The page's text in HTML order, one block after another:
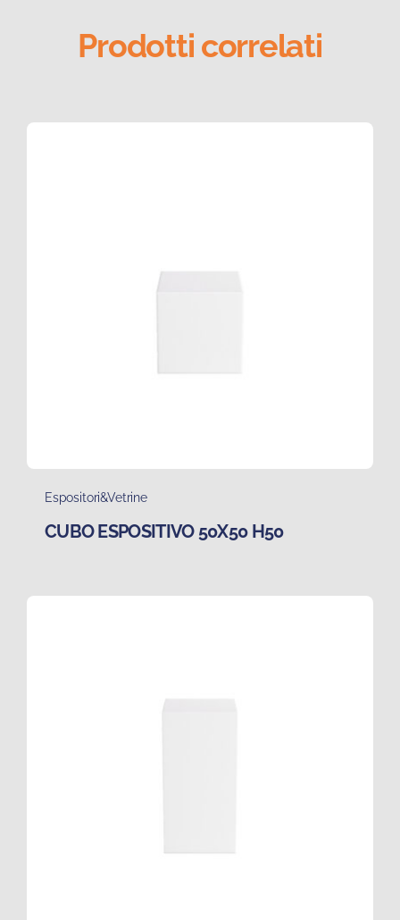
Prodotti correlati
Espositori&Vetrine
CUBO ESPOSITIVO 50X50 H50